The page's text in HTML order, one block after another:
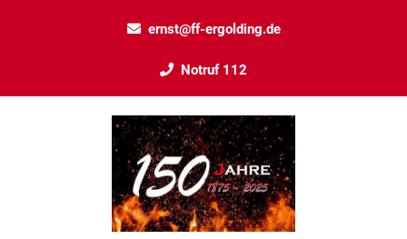
ernst@ff-ergolding.de
Notruf 112